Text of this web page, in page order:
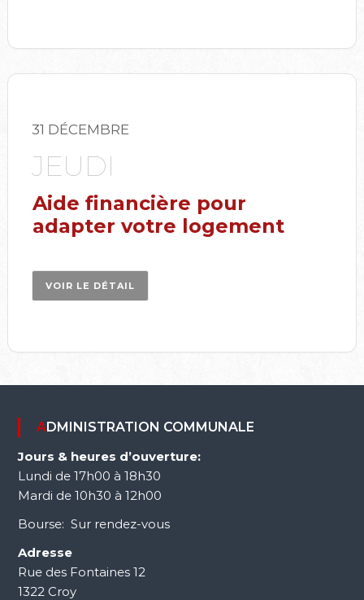
31 DÉCEMBRE
JEUDI
Aide financière pour
adapter votre logement
VOIR LE DÉTAIL
ADMINISTRATION COMMUNALE
Jours & heures d’ouverture:
Lundi de 17h00 à 18h30
Mardi de 10h30 à 12h00
Bourse: Sur rendez-vous
Adresse
Rue des Fontaines 12
1322 Croy